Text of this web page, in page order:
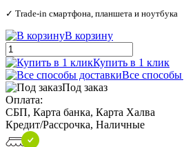
✓ Trade‑in смартфона, планшета и ноутбука
В корзину
Купить в 1 клик
Все способы
Под заказ
Оплата:
СБП, Карта банка, Карта Халва
Кредит/Рассрочка, Наличные